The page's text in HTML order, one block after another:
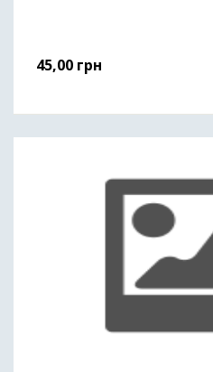
45,00 грн